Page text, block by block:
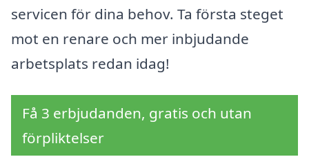
servicen för dina behov. Ta första steget
mot en renare och mer inbjudande
arbetsplats redan idag!
Få 3 erbjudanden, gratis och utan
förpliktelser